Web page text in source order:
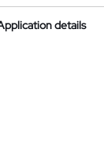
details